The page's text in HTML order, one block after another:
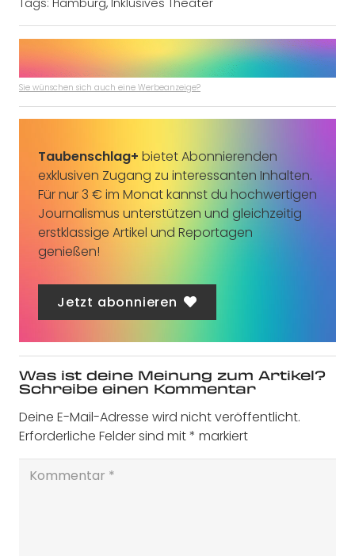
Sie wünschen sich auch eine Werbeanzeige?
Taubenschlag+ bietet Abonnierenden
exklusiven Zugang zu interessanten Inhalten.
Für nur 3 € im Monat kannst du hochwertigen
Journalismus unterstützen und gleichzeitig
erstklassige Artikel und Reportagen
genießen!
Jetzt abonnieren
Was ist deine Meinung zum Artikel?
Schreibe einen Kommentar
Deine E-Mail-Adresse wird nicht veröffentlicht.
Erforderliche Felder sind mit* markiert